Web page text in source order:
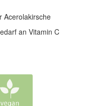
Acerolakirsche
an Vitamin C